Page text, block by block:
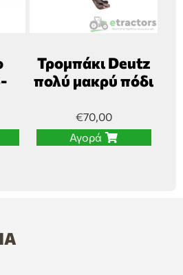
Τρομπάκι Deutz
πολύ μακρύ πόδι
€70,00
Αγορά